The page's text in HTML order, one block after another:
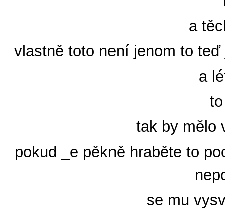
a
vlastně toto není jenom to
a
tak by mělo
pokud _e pěkně hraběte to
se mu